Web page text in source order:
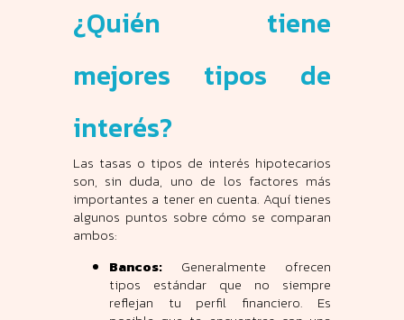
¿Quién tiene
mejores tipos de
interés?
Las tasas o tipos de interés hipotecarios
son, sin duda, uno de los factores más
importantes a tener en cuenta. Aquí tienes
algunos puntos sobre cómo se comparan
ambos:
Bancos:Generalmente ofrecen
tipos estándar que no siempre
reflejan tu perfil financiero. Es